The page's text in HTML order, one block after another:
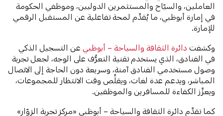
العاملين، والسيّاح والمستثمرين الدوليين، وموظفي الحكومة
في إمارة أبوظبي، ما يُقدِّم لمحة تفاعلية عن المستقبل الرقمي
للإمارة.
وكشفتدائرة الثقافة والسياحة – أبوظبي عن التسجيل الذكي
في الفنادق، الذي يستخدم تقنية التعرُّف على الوجه، لجعل تجربة
وصول مستخدمي الفنادق آمنة، وسريعة دون الحاجة إلى الاتصال
المباشر، ويدعم عدة لغات، ويقلِّص وقت الانتظار للمجموعات،
ويعزِّز الكفاءة للمسافرين والموظفين.
كما تقدِّم دائرة الثقافة والسياحة – أبوظبي «مركز تجربة الزوّار»